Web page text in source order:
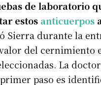
de laboratorio
estos anticuerpos
Sierra durante la
del cernimiento
La
paso es